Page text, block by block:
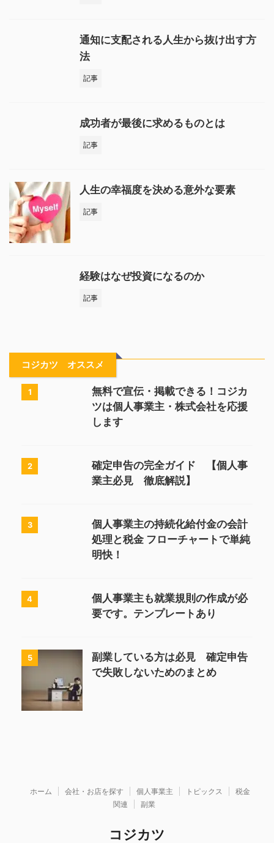
通知に支配される人生から抜け出す方
法
記事
成功者が最後に求めるものとは
記事
人生の幸福度を決める意外な要素
記事
経験はなぜ投資になるのか
記事
コジカツ オススメ
1
無料で宣伝・掲載できる！コジカ
ツは個人事業主・株式会社を応援
します
2
確定申告の完全ガイド 【個人事
業主必見 徹底解説】
3
個人事業主の持続化給付金の会計
処理と税金 フローチャートで単純
明快！
4
個人事業主も就業規則の作成が必
要です。テンプレートあり
5
副業している方は必見 確定申告
で失敗しないためのまとめ
ホーム 会社・お店を探す 個人事業主 トピックス
税金
関連
副業
コジカツ